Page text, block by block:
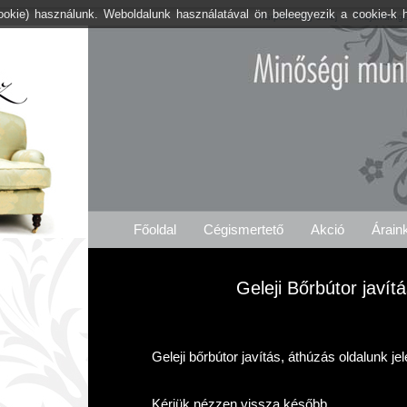
Kárpitos .org Gelej Árajánlat
Főoldal Cégismertető Akció
Geleji Bőrbútor
Geleji bőrbútor javítás, áthúzás oldalunk
használunk. Weboldalunk használatával ön beleegyezik a cookie-k